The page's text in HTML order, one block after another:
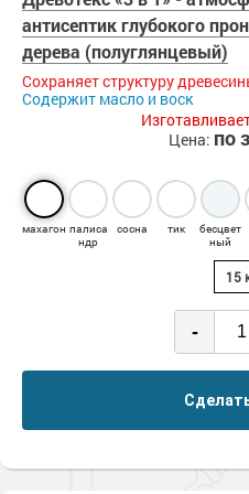
Сопутствующие товары
Морозостойкие краски для
Морозостойкие краски для
Сопутствующие товары
антисептик глубокого
дерева (полуглянцевый)
Сохраняет структуру
Содержит масло и воск
Цена: по
махагон палиса
ндр
сосна тик
бесцвет
ный
15
-